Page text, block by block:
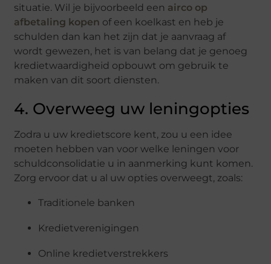
situatie. Wil je bijvoorbeeld een airco op
afbetaling kopen of een koelkast en heb je
schulden dan kan het zijn dat je aanvraag af
wordt gewezen, het is van belang dat je genoeg
kredietwaardigheid opbouwt om gebruik te
maken van dit soort diensten.
4. Overweeg uw leningopties
Zodra u uw kredietscore kent, zou u een idee
moeten hebben van voor welke leningen voor
schuldconsolidatie u in aanmerking kunt komen.
Zorg ervoor dat u al uw opties overweegt, zoals:
Traditionele banken
Kredietverenigingen
Online kredietverstrekkers